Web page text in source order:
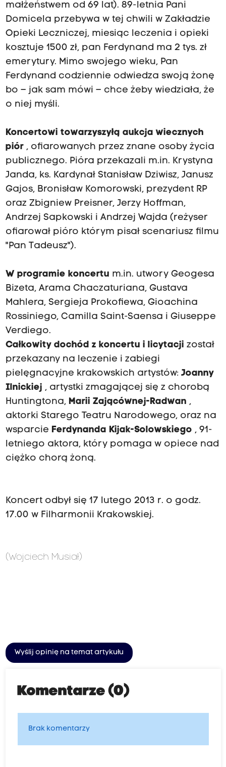
małżeństwem od 69 lat). 89-letnia Pani
Domicela przebywa w tej chwili w Zakładzie
Opieki Leczniczej, miesiąc leczenia i opieki
kosztuje 1500 zł, pan Ferdynand ma 2 tys. zł
emerytury. Mimo swojego wieku, Pan
Ferdynand codziennie odwiedza swoją żonę
bo – jak sam mówi – chce żeby wiedziała, że
o niej myśli.
Koncertowi towarzyszyłą aukcja wiecznych
piór, ofiarowanych przez znane osoby życia
publicznego. Pióra przekazali m.in. Krystyna
Janda, ks. Kardynał Stanisław Dziwisz, Janusz
Gajos, Bronisław Komorowski, prezydent RP
oraz Zbigniew Preisner, Jerzy Hoffman,
Andrzej Sapkowski i Andrzej Wajda (reżyser
ofiarował pióro którym pisał scenariusz filmu
"Pan Tadeusz").
W programie koncertu m.in. utwory Geogesa
Bizeta, Arama Chaczaturiana, Gustava
Mahlera, Sergieja Prokofiewa, Gioachina
Rossiniego, Camilla Saint-Saensa i Giuseppe
Verdiego.
Całkowity dochód z koncertu i licytacji został
przekazany na leczenie i zabiegi
pielęgnacyjne krakowskich artystów: Joanny
Ilnickiej , artystki zmagającej się z chorobą
Huntingtona, Marii Zającównej-Radwan ,
aktorki Starego Teatru Narodowego, oraz na
wsparcie Ferdynanda Kijak-Solowskiego , 91-
letniego aktora, który pomaga w opiece nad
ciężko chorą żoną.
Koncert odbył się 17 lutego 2013 r. o godz.
17.00 w Filharmonii Krakowskiej.
(Wojciech Musiał)
Wyślij opinię na temat artykułu
Komentarze (0)
Brak komentarzy